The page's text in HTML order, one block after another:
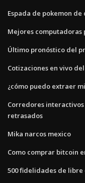
Espada de pokemon
Mejores computadoras
Último pronóstico del
Cotizaciones en vivo
¿cómo puedo extraer
Corredores
retrasados
Mika narcos mexico
Como comprar bitcoin
500 fidelidades de